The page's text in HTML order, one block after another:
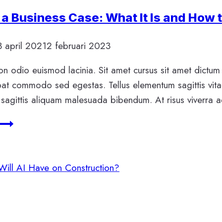
Business Case: What It Is and How
april 20212 februari 2023
odio euismod lacinia. Sit amet cursus sit amet
commodo sed egestas. Tellus elementum sagittis
aliquam malesuada bibendum. At risus viverra
Writing
Case: